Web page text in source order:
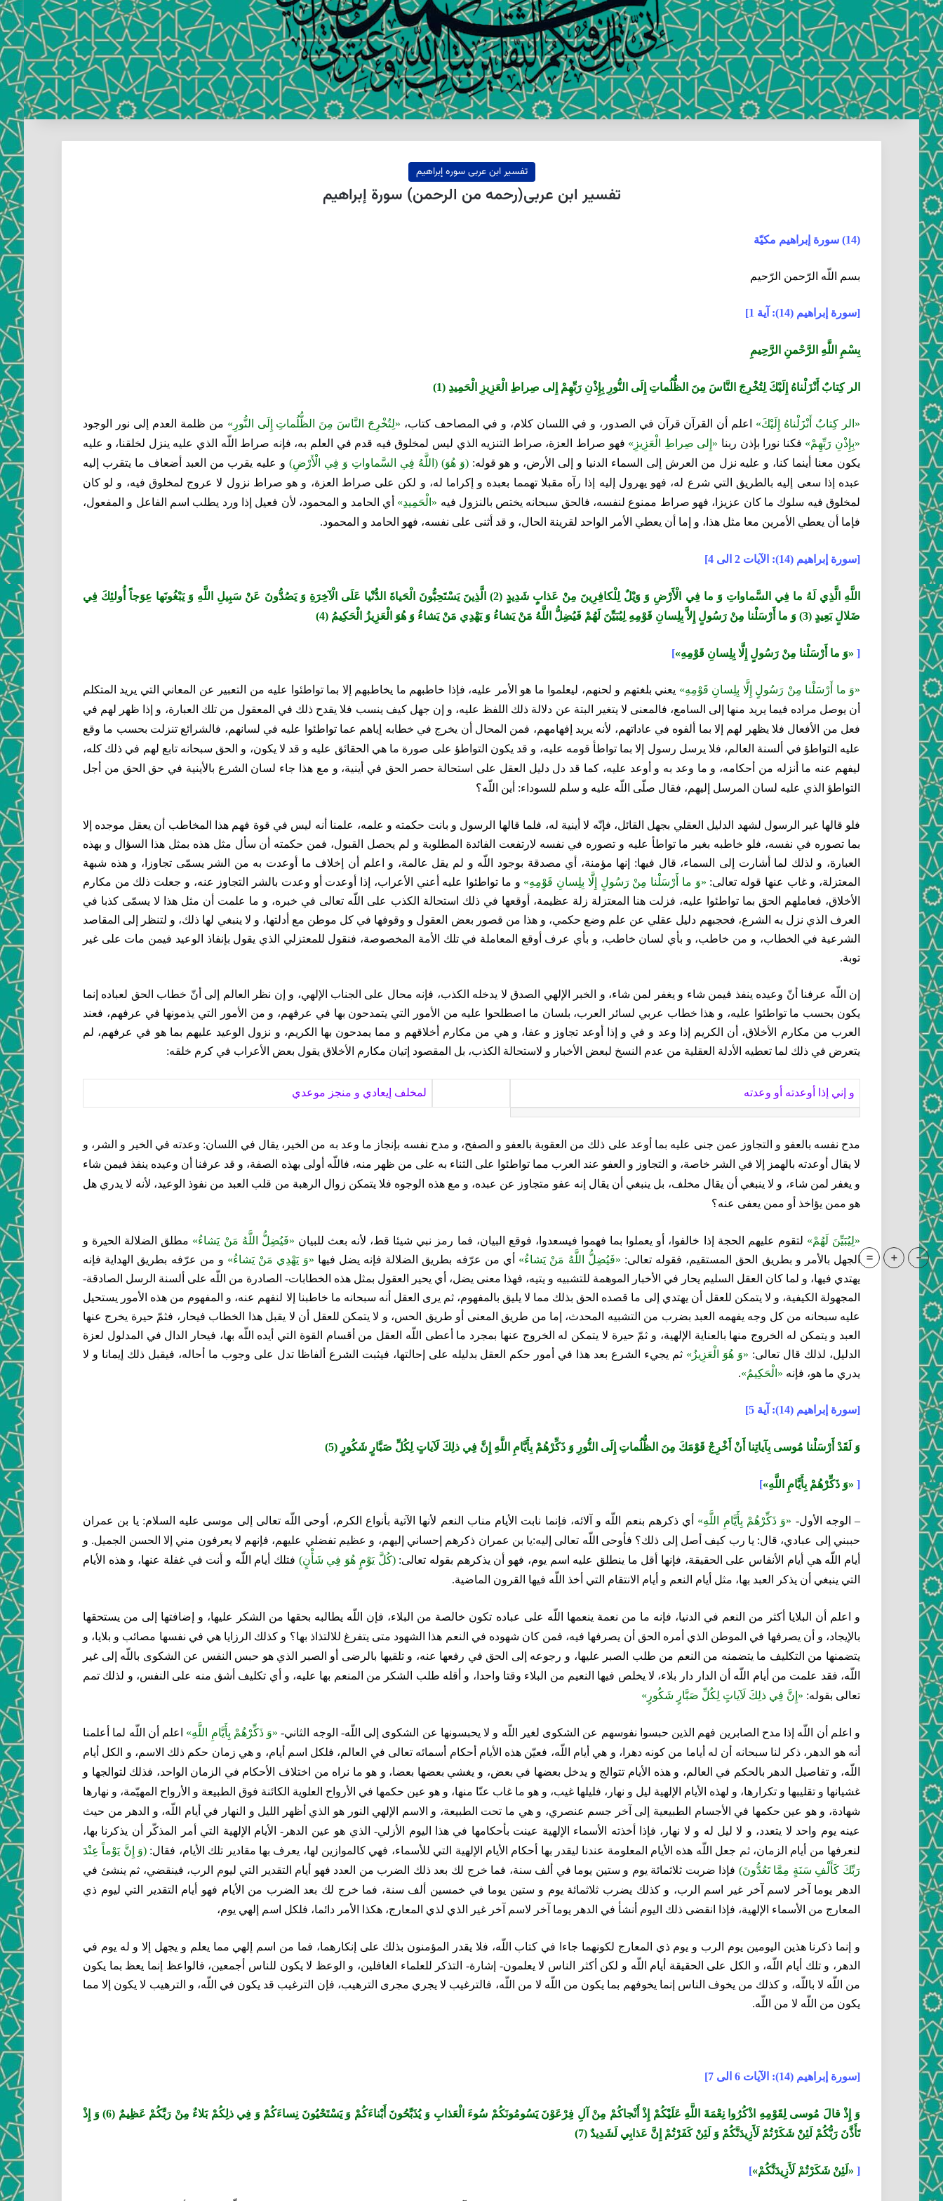
تفسیر ابن عربی سوره إبراهيم
تفسیر ابن عربى(رحمه من الرحمن) سورة إبراهيم
(14) سورة إبراهيم مكيّة
بسم اللّه الرّحمن الرّحيم‏
[سورة إبراهيم (14): آية 1]
بِسْمِ اللَّهِ الرَّحْمنِ الرَّحِيمِ‏
الر كِتابٌ أَنْزَلْناهُ إِلَيْكَ لِتُخْرِجَ النَّاسَ مِنَ الظُّلُماتِ إِلَى النُّورِ بِإِذْنِ رَبِّهِمْ إِلى‏ صِراطِ الْعَزِيزِ الْحَمِيدِ (1)
«الر كِتابٌ أَنْزَلْناهُ إِلَيْكَ» اعلم أن القرآن قرآن في الصدور، و في اللسان كلام، و في المصاحف كتاب، «لِتُخْرِجَ النَّاسَ مِنَ الظُّلُماتِ إِلَى النُّورِ» من ظلمة العدم إلى نور الوجود
«بِإِذْنِ رَبِّهِمْ» فكنا نورا بإذن ربنا «إِلى‏ صِراطِ الْعَزِيزِ» فهو صراط العزة، صراط التنزيه الذي ليس لمخلوق فيه قدم في العلم به، فإنه صراط اللّه الذي عليه ينزل لخلقنا، و عليه
يكون معنا أينما كنا، و عليه نزل من العرش إلى السماء الدنيا و إلى الأرض، و هو قوله: (وَ هُوَ) (اللَّهُ فِي السَّماواتِ وَ فِي الْأَرْضِ)و عليه يقرب من العبد أضعاف ما يتقرب إليه
عبده إذا سعى إليه بالطريق التي شرع له، فهو يهرول إليه إذا رآه مقبلا تهمما بعبده و إكراما له، و لكن على صراط العزة، و هو صراط نزول لا عروج لمخلوق فيه، و لو كان
لمخلوق فيه سلوك ما كان عزيزا، فهو صراط ممنوع لنفسه، فالحق سبحانه يختص بالنزول فيه‏ «الْحَمِيدِ» أي الحامد و المحمود، لأن فعيل إذا ورد يطلب اسم الفاعل و المفعول،
فإما أن يعطي الأمرين معا مثل هذا، و إما أن يعطي الأمر الواحد لقرينة الحال، و قد أثنى على نفسه، فهو الحامد و المحمود.
[سورة إبراهيم (14): الآيات 2 الى 4]
اللَّهِ الَّذِي لَهُ ما فِي السَّماواتِ وَ ما فِي الْأَرْضِ وَ وَيْلٌ لِلْكافِرِينَ مِنْ عَذابٍ شَدِيدٍ (2) الَّذِينَ يَسْتَحِبُّونَ الْحَياةَ الدُّنْيا عَلَى الْآخِرَةِ وَ يَصُدُّونَ عَنْ سَبِيلِ اللَّهِ وَ يَبْغُونَها عِوَجاً أُولئِكَ فِي
ضَلالٍ بَعِيدٍ (3) وَ ما أَرْسَلْنا مِنْ رَسُولٍ إِلاَّ بِلِسانِ قَوْمِهِ لِيُبَيِّنَ لَهُمْ فَيُضِلُّ اللَّهُ مَنْ يَشاءُ وَ يَهْدِي مَنْ يَشاءُ وَ هُوَ الْعَزِيزُ الْحَكِيمُ (4)
[«وَ ما أَرْسَلْنا مِنْ رَسُولٍ إِلَّا بِلِسانِ قَوْمِهِ»]
«وَ ما أَرْسَلْنا مِنْ رَسُولٍ إِلَّا بِلِسانِ قَوْمِهِ» يعني بلغتهم و لحنهم، ليعلموا ما هو الأمر عليه، فإذا خاطبهم ما يخاطبهم إلا بما تواطئوا عليه من التعبير عن المعاني التي يريد المتكلم
أن يوصل مراده فيما يريد منها إلى السامع، فالمعنى لا يتغير البتة عن دلالة ذلك اللفظ عليه، و إن جهل كيف ينسب فلا يقدح ذلك في المعقول من تلك العبارة، و إذا ظهر لهم في
فعل من الأفعال فلا يظهر لهم إلا بما ألفوه في عاداتهم، لأنه يريد إفهامهم، فمن المحال أن يخرج في خطابه إياهم عما تواطئوا عليه في لسانهم، فالشرائع تنزلت بحسب ما وقع
عليه التواطؤ في ألسنة العالم، فلا يرسل رسول إلا بما تواطأ قومه عليه، و قد يكون التواطؤ على صورة ما هي الحقائق عليه و قد لا يكون، و الحق سبحانه تابع لهم في ذلك كله،
ليفهم عنه ما أنزله من أحكامه، و ما وعد به و أوعد عليه، كما قد دل دليل العقل على استحالة حصر الحق‏ في أينية، و مع هذا جاء لسان الشرع بالأينية في حق الحق من أجل
التواطؤ الذي عليه لسان المرسل إليهم، فقال صلّى اللّه عليه و سلم للسوداء: أين اللّه؟
فلو قالها غير الرسول لشهد الدليل العقلي بجهل القائل، فإنّه لا أينية له، فلما قالها الرسول و بانت حكمته و علمه، علمنا أنه ليس في قوة فهم هذا المخاطب أن يعقل موجده إلا
بما تصوره في نفسه، فلو خاطبه بغير ما تواطأ عليه و تصوره في نفسه لارتفعت الفائدة المطلوبة و لم يحصل القبول، فمن حكمته أن سأل مثل هذه بمثل هذا السؤال و بهذه
العبارة، و لذلك لما أشارت إلى السماء، قال فيها: إنها مؤمنة، أي مصدقة بوجود اللّه و لم يقل عالمة، و اعلم أن إخلاف ما أوعدت به من الشر يسمّى تجاوزا، و هذه شبهة
المعتزلة، و غاب عنها قوله تعالى: «وَ ما أَرْسَلْنا مِنْ رَسُولٍ إِلَّا بِلِسانِ قَوْمِهِ» و ما تواطئوا عليه أعني الأعراب، إذا أوعدت أو وعدت بالشر التجاوز عنه، و جعلت ذلك من مكارم
الأخلاق، فعاملهم الحق بما تواطئوا عليه، فزلت هنا المعتزلة زلة عظيمة، أوقعها في ذلك استحالة الكذب على اللّه تعالى في خبره، و ما علمت أن مثل هذا لا يسمّى كذبا في
العرف الذي نزل به الشرع، فحجبهم دليل عقلي عن علم وضع حكمي، و هذا من قصور بعض العقول و وقوفها في كل موطن مع أدلتها، و لا ينبغي لها ذلك، و لتنظر إلى المقاصد
الشرعية في الخطاب، و من خاطب، و بأي لسان خاطب، و بأي عرف أوقع المعاملة في تلك الأمة المخصوصة، فنقول للمعتزلي الذي يقول بإنفاذ الوعيد فيمن مات على غير
توبة.
إن اللّه عرفنا أنّ وعيده ينفذ فيمن شاء و يغفر لمن شاء، و الخبر الإلهي الصدق لا يدخله الكذب، فإنه محال على الجناب الإلهي، و إن نظر العالم إلى أنّ خطاب الحق لعباده إنما
يكون بحسب ما تواطئوا عليه، و هذا خطاب عربي لسائر العرب، بلسان ما اصطلحوا عليه من الأمور التي يتمدحون بها في عرفهم، و من الأمور التي يذمونها في عرفهم، فعند
العرب من مكارم الأخلاق، أن الكريم إذا وعد و في و إذا أوعد تجاوز و عفا، و هي من مكارم أخلاقهم و مما يمدحون بها الكريم، و نزول الوعيد عليهم بما هو في عرفهم، لم
يتعرض في ذلك لما تعطيه الأدلة العقلية من عدم النسخ لبعض الأخبار و لاستحالة الكذب، بل المقصود إتيان مكارم الأخلاق يقول بعض الأعراب في كرم خلقه:
و إني إذا أوعدته أو وعدته‏ لمخلف إيعادي و منجز موعدي‏
مدح نفسه بالعفو و التجاوز عمن جنى عليه بما أوعد على ذلك من العقوبة بالعفو و الصفح، و مدح نفسه بإنجاز ما وعد به من الخير، يقال في اللسان: وعدته في الخير و الشر، و
لا يقال أوعدته بالهمز إلا في الشر خاصة، و التجاوز و العفو عند العرب مما تواطئوا على الثناء به على من ظهر منه، فاللّه أولى بهذه الصفة، و قد عرفنا أن وعيده ينفذ فيمن شاء
و يغفر لمن شاء، و لا ينبغي أن يقال مخلف، بل ينبغي أن يقال إنه عفو متجاوز عن عبده، و مع هذه الوجوه فلا يتمكن زوال الرهبة من قلب العبد من نفوذ الوعيد، لأنه لا يدري هل
هو ممن يؤاخذ أو ممن يعفى عنه؟
«لِيُبَيِّنَ لَهُمْ» لتقوم عليهم الحجة إذا خالفوا، أو يعملوا بما فهموا فيسعدوا، فوقع البيان، فما رمز نبي شيئا قط، لأنه بعث للبيان‏ «فَيُضِلُّ اللَّهُ مَنْ يَشاءُ» مطلق الضلالة الحيرة و
الجهل بالأمر و بطريق الحق المستقيم، فقوله تعالى: «فَيُضِلُّ اللَّهُ مَنْ يَشاءُ» أي من عرّفه بطريق الضلالة فإنه يضل فيها «وَ يَهْدِي مَنْ يَشاءُ» و من عرّفه بطريق الهداية فإنه
يهتدي فيها، و لما كان العقل السليم يحار في الأخبار الموهمة للتشبيه و يتيه، فهذا معنى يضل، أي يحير العقول بمثل هذه الخطابات- الصادرة من اللّه على ألسنة الرسل الصادقة-
المجهولة الكيفية، و لا يتمكن للعقل أن يهتدي إلى ما قصده الحق بذلك مما لا يليق بالمفهوم، ثم يرى العقل أنه سبحانه ما خاطبنا إلا لنفهم عنه، و المفهوم من هذه الأمور يستحيل
عليه سبحانه من كل وجه يفهمه العبد بضرب من التشبيه المحدث، إما من طريق المعنى أو طريق الحس، و لا يتمكن للعقل أن لا يقبل هذا الخطاب فيحار، فثمّ حيرة يخرج عنها
العبد و يتمكن له الخروج منها بالعناية الإلهية، و ثمّ حيرة لا يتمكن له الخروج عنها بمجرد ما أعطى اللّه العقل من أقسام القوة التي أيده اللّه بها، فيحار الدال في المدلول لعزة
الدليل، لذلك قال تعالى: «وَ هُوَ الْعَزِيزُ» ثم يجي‏ء الشرع بعد هذا في أمور حكم العقل بدليله على إحالتها، فيثبت الشرع ألفاظا تدل على وجوب ما أحاله، فيقبل ذلك إيمانا و لا
يدري ما هو، فإنه‏ «الْحَكِيمُ».
[سورة إبراهيم (14): آية 5]
وَ لَقَدْ أَرْسَلْنا مُوسى‏ بِآياتِنا أَنْ أَخْرِجْ قَوْمَكَ مِنَ الظُّلُماتِ إِلَى النُّورِ وَ ذَكِّرْهُمْ بِأَيَّامِ اللَّهِ إِنَّ فِي ذلِكَ لَآياتٍ لِكُلِّ صَبَّارٍ شَكُورٍ (5)
[«وَ ذَكِّرْهُمْ بِأَيَّامِ اللَّهِ»]
– الوجه الأول- «وَ ذَكِّرْهُمْ بِأَيَّامِ اللَّهِ» أي ذكرهم بنعم اللّه و آلائه، فإنما نابت‏
الأيام مناب النعم لأنها الآتية بأنواع الكرم، أوحى اللّه تعالى إلى موسى عليه السلام: يا بن عمران
حببني إلى عبادي، قال: يا رب كيف أصل إلى ذلك؟ فأوحى اللّه تعالى إليه:يا بن عمران ذكرهم إحساني إليهم، و عظيم تفضلي عليهم، فإنهم لا يعرفون مني إلا الحسن الجميل. و
أيام اللّه هي أيام الأنفاس على الحقيقة، فإنها أقل ما ينطلق عليه اسم يوم، فهو أن يذكرهم بقوله تعالى: (كُلَّ يَوْمٍ هُوَ فِي شَأْنٍ) فتلك أيام اللّه و أنت في غفلة عنها، و هذه الأيام
التي ينبغي أن يذكر العبد بها، مثل أيام النعم و أيام الانتقام التي أخذ اللّه فيها القرون الماضية.
و اعلم أن البلايا أكثر من النعم في الدنيا، فإنه ما من نعمة ينعمها اللّه على عباده تكون خالصة من البلاء، فإن اللّه يطالبه بحقها من الشكر عليها، و إضافتها إلى من يستحقها
بالإيجاد، و أن يصرفها في الموطن الذي أمره الحق أن يصرفها فيه، فمن كان شهوده في النعم هذا الشهود متى يتفرغ للالتذاذ بها؟ و كذلك الرزايا هي في نفسها مصائب و بلايا، و
يتضمنها من التكليف ما يتضمنه من النعم من طلب الصبر عليها، و رجوعه إلى الحق في رفعها عنه، و تلقيها بالرضى أو الصبر الذي هو حبس النفس عن الشكوى باللّه إلى غير
اللّه، فقد علمت من أيام اللّه أن الدار دار بلاء، لا يخلص فيها النعيم من البلاء وقتا واحدا، و أقله طلب الشكر من المنعم بها عليه، و أي تكليف أشق منه على النفس، و لذلك تمم
تعالى بقوله: «إِنَّ فِي ذلِكَ لَآياتٍ لِكُلِّ صَبَّارٍ شَكُورٍ»
و اعلم أن اللّه إذا مدح الصابرين فهم الذين حبسوا نفوسهم عن الشكوى لغير اللّه و لا يحبسونها عن الشكوى إلى اللّه- الوجه الثاني-«وَ ذَكِّرْهُمْ بِأَيَّامِ اللَّهِ» اعلم أن اللّه لما أعلمنا
أنه هو الدهر، ذكر لنا سبحانه أن له أياما من كونه دهرا، و هي أيام اللّه، فعيّن هذه الأيام أحكام أسمائه تعالى في العالم، فلكل اسم أيام، و هي زمان حكم ذلك الاسم، و الكل أيام
اللّه، و تفاصيل الدهر بالحكم في العالم، و هذه الأيام تتوالج و يدخل بعضها في بعض، و يغشي بعضها بعضا، و هو ما نراه من اختلاف الأحكام في الزمان الواحد، فذلك لتوالجها و
غشيانها و تقليبها و تكرارها، و لهذه الأيام الإلهية ليل و نهار، فليلها غيب، و هو ما غاب عنّا منها، و هو عين حكمها في الأرواح العلوية الكائنة فوق الطبيعة و الأرواح المهيّمة، و نهارها
شهادة، و هو عين حكمها في الأجسام الطبيعية إلى آخر جسم عنصري، و هي ما تحت الطبيعة، و الاسم الإلهي النور هو الذي أظهر الليل و النهار في أيام اللّه، و الدهر من حيث
عينه يوم واحد لا يتعدد، و لا ليل له و لا نهار، فإذا أخذته‏
الأسماء الإلهية عينت بأحكامها في هذا اليوم الأزلي- الذي هو عين الدهر- الأيام الإلهية التي أمر المذكّر أن يذكرنا بها،
لنعرفها من أيام الزمان، ثم جعل اللّه هذه الأيام المعلومة عندنا ليقدر بها أحكام الأيام الإلهية التي للأسماء، فهي كالموازين لها، يعرف بها مقادير تلك الأيام، فقال: (وَ إِنَّ يَوْماً عِنْدَ
رَبِّكَ كَأَلْفِ سَنَةٍ مِمَّا تَعُدُّونَ) فإذا ضربت ثلاثمائة يوم و ستين يوما في ألف سنة، فما خرج لك بعد ذلك الضرب من العدد فهو أيام التقدير التي ليوم الرب، فينقضي، ثم ينشئ في
الدهر يوما آخر لاسم آخر غير اسم الرب، و كذلك يضرب ثلاثمائة يوم و ستين يوما في خمسين ألف سنة، فما خرج لك بعد الضرب من الأيام فهو أيام التقدير التي ليوم ذي
المعارج من الأسماء الإلهية، فإذا انقضى ذلك اليوم أنشأ في الدهر يوما آخر لاسم آخر غير الذي لذي المعارج، هكذا الأمر دائما، فلكل اسم إلهي يوم،
و إنما ذكرنا هذين اليومين يوم الرب و يوم ذي المعارج لكونهما جاءا في كتاب اللّه، فلا يقدر المؤمنون بذلك على إنكارهما، فما من اسم إلهي مما يعلم و يجهل إلا و له يوم في
الدهر، و تلك أيام اللّه، و الكل على الحقيقة أيام اللّه و لكن أكثر الناس لا يعلمون- إشارة- التذكر للعلماء الغافلين، و الوعظ لا يكون للناس أجمعين، فالواعظ إنما يعظ بما يكون
من اللّه لا باللّه، و كذلك من يخوف الناس إنما يخوفهم بما يكون من اللّه لا من اللّه، فالترغيب لا يجري مجرى الترهيب، فإن الترغيب قد يكون في اللّه، و الترهيب لا يكون إلا مما
يكون من اللّه لا من اللّه.
[سورة إبراهيم (14): الآيات 6 الى 7]
وَ إِذْ قالَ مُوسى‏ لِقَوْمِهِ اذْكُرُوا نِعْمَةَ اللَّهِ عَلَيْكُمْ إِذْ أَنْجاكُمْ مِنْ آلِ فِرْعَوْنَ يَسُومُونَكُمْ سُوءَ الْعَذابِ وَ يُذَبِّحُونَ أَبْناءَكُمْ وَ يَسْتَحْيُونَ نِساءَكُمْ وَ فِي ذلِكُمْ بَلاءٌ مِنْ رَبِّكُمْ عَظِيمٌ (6) وَ إِذْ
تَأَذَّنَ رَبُّكُمْ لَئِنْ شَكَرْتُمْ لَأَزِيدَنَّكُمْ وَ لَئِنْ كَفَرْتُمْ إِنَّ عَذابِي لَشَدِيدٌ (7)
[«لَئِنْ شَكَرْتُمْ لَأَزِيدَنَّكُمْ»]
-
+
=